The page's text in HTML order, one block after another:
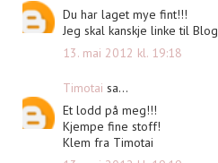
Du har laget mye fint!!!
Jeg skal kanskje linke til
13. mai 2012 kl. 19:18
Timotai sa...
Et lodd på meg!!!
Kjempe fine stoff!
Klem fra Timotai